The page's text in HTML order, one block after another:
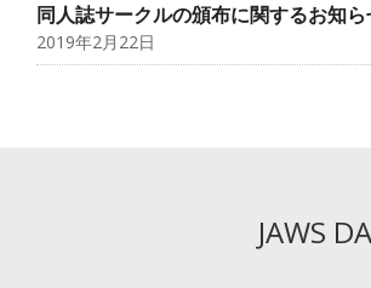
同人誌サークルの頒布に関するお知ら
2019年2月22日
JAWS